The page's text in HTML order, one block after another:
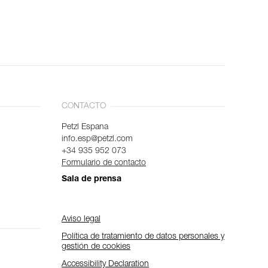
CONTACTO
Petzl Espana
info.esp@petzl.com
+34 935 952 073
Formulario de contacto
Sala de prensa
Aviso legal
Política de tratamiento de datos personales y
gestión de cookies
Accessibility Declaration